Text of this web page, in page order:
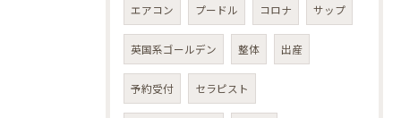
エアコン プードル コロナ サップ
英国系ゴールデン 整体 出産
予約受付 セラピスト